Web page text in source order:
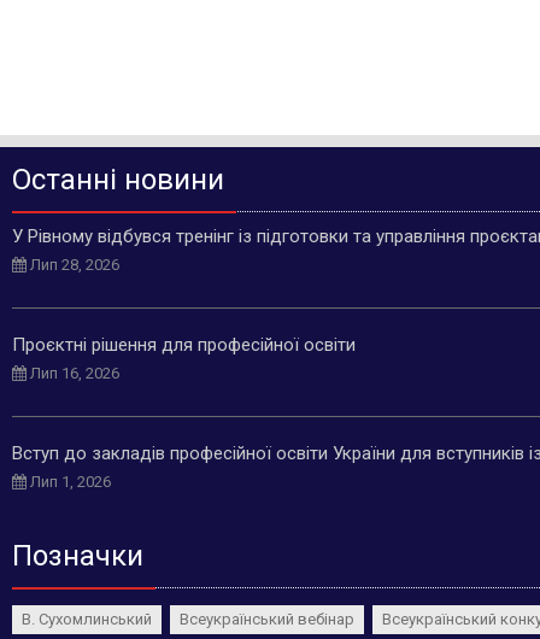
Останні новини
У Рівному відбувся тренінг із підготовки та управління
Лип 28, 2026
Проєктні рішення для професійної освіти
Лип 16, 2026
Вступ до закладів професійної освіти України для
Лип 1, 2026
Позначки
В. Сухомлинський Всеукраїнський вебінар Всеукраїнський